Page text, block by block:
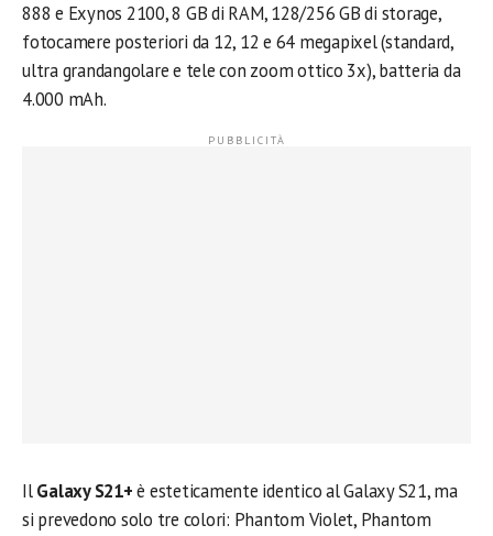
888 e Exynos 2100, 8 GB di RAM, 128/256 GB di storage,
fotocamere posteriori da 12, 12 e 64 megapixel (standard,
ultra grandangolare e tele con zoom ottico 3x), batteria da
4.000 mAh.
IlGalaxy S21+è esteticamente identico al Galaxy S21, ma
si prevedono solo tre colori: Phantom Violet, Phantom